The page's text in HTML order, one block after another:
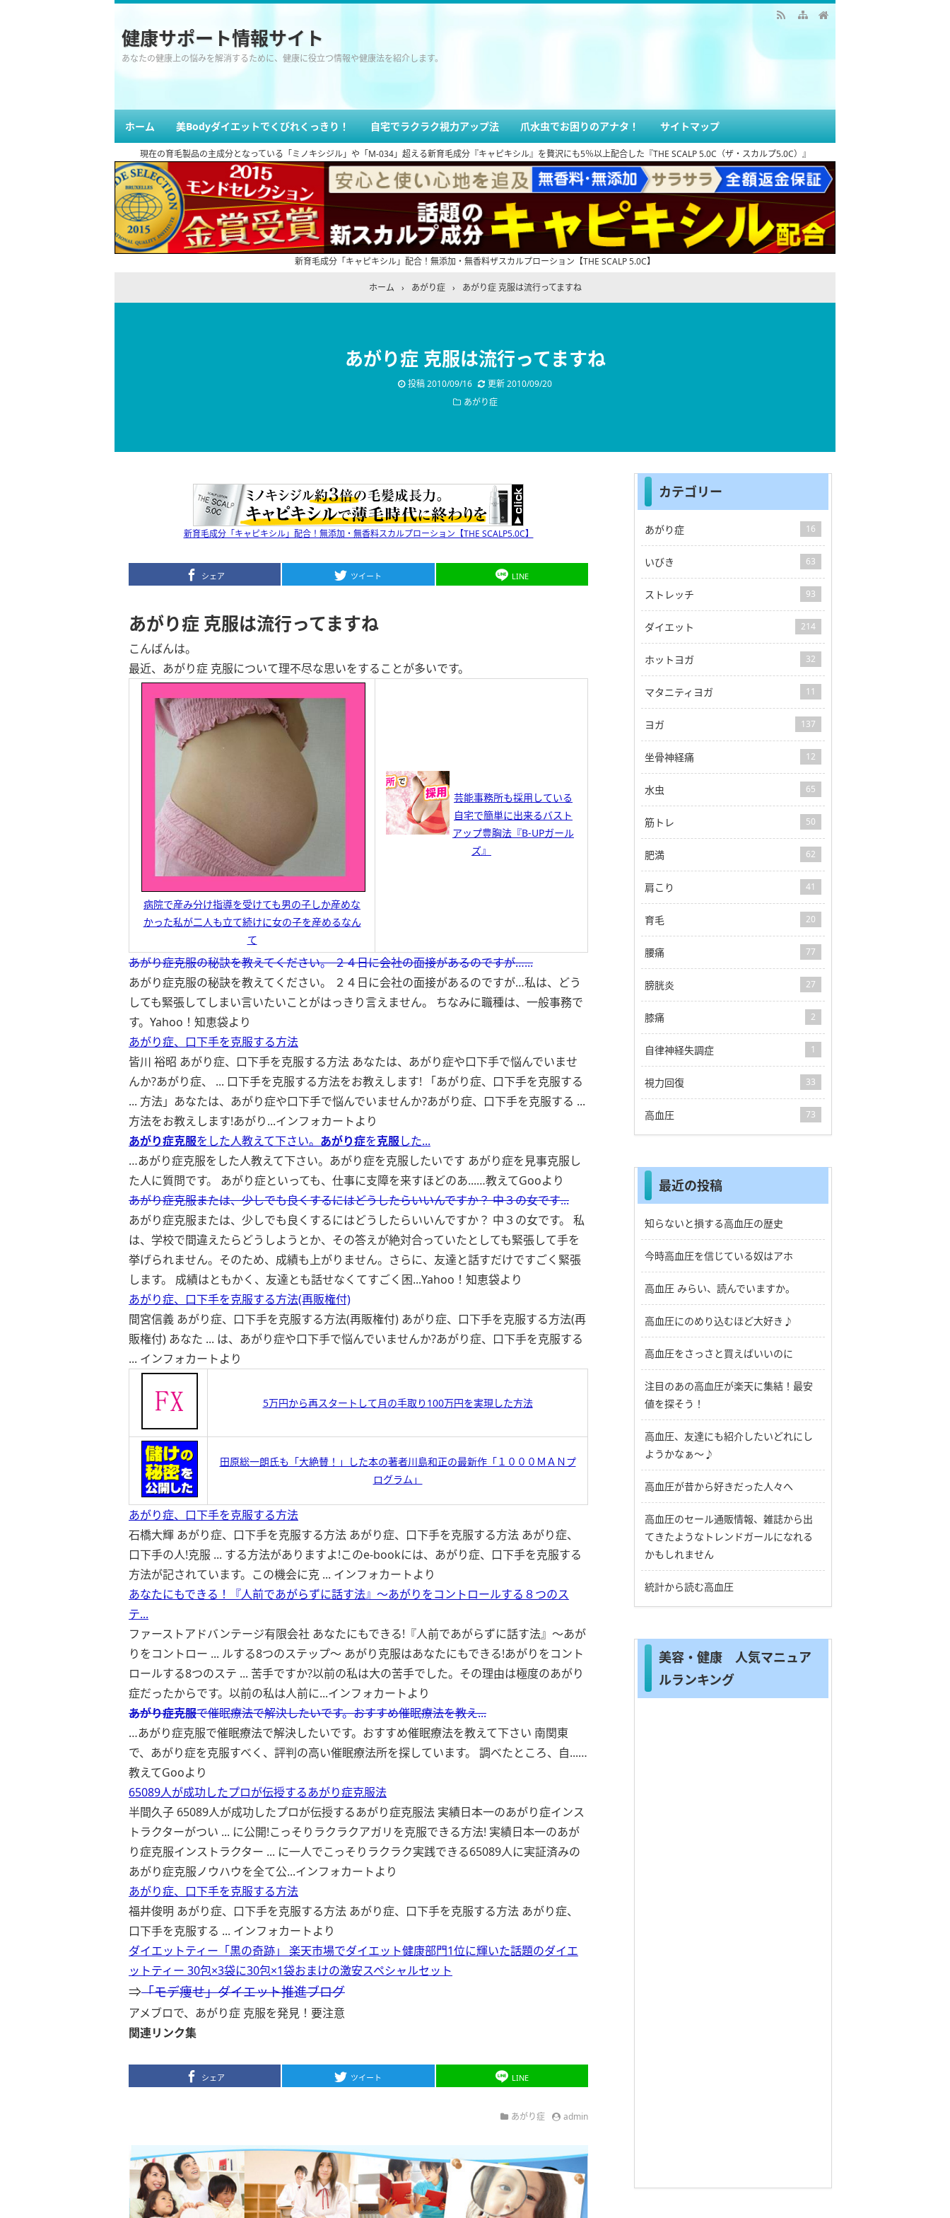
健康サポート情報サイト
あなたの健康上の悩みを解消するために、健康に役立つ情報や健康法を紹介します。
ホーム 美Bodyダイエットでくびれくっきり！ 自宅でラクラク視力アップ法 爪水虫でお困りのアナタ！ サイトマップ
現在の育毛製品の主成分となっている「ミノキシジル」や「M-034」超える新育毛成分『キャピキシル』を贅沢にも5％以上配合した『THE SCALP 5.0C（ザ・スカルプ5.0C）』
新育毛成分「キャピキシル」配合！無添加・無香料ザスカルプローション【THE SCALP 5.0C】
ホーム › あがり症 › あがり症 克服は流行ってますね
あがり症 克服は流行ってますね
投稿2010/09/16 更新2010/09/20
あがり症
新育毛成分「キャピキシル」配合！無添加・無香料スカルプローション【THE SCALP5.0C】
シェア ツイート LINE
あがり症 克服は流行ってますね
こんばんは。
最近、あがり症 克服について理不尽な思いをすることが多いです。
病院で産み分け指導を受けても男の子しか産めな
かった私が二人も立て続けに女の子を産めるなん
て
芸能事務所も採用している
自宅で簡単に出来るバスト
アップ豊胸法『B-UPガール
ズ』
あがり症克服の秘訣を教えてください。 ２４日に会社の面接があるのですが…...
あがり症克服の秘訣を教えてください。 ２４日に会社の面接があるのですが…私は、どう
しても緊張してしまい言いたいことがはっきり言えません。 ちなみに職種は、一般事務で
す。 Yahoo！知恵袋より
あがり症、口下手を克服する方法
皆川 裕昭 あがり症、口下手を克服する方法 あなたは、あがり症や口下手で悩んでいませ
んか?あがり症、 ... 口下手を克服する方法をお教えします! 「あがり症、口下手を克服する
... 方法」あなたは、あがり症や口下手で悩んでいませんか?あがり症、口下手を克服する ...
方法をお教えします!あがり...インフォカートより
あがり症克服をした人教えて下さい。 あがり症を克服した...
…あがり症克服をした人教えて下さい。あがり症を克服したいです あがり症を見事克服し
た人に質問です。 あがり症といっても、仕事に支障を来すほどのあ...…教えてGooより
あがり症克服または、少しでも良くするにはどうしたらいいんですか？ 中３の女です...
あがり症克服または、少しでも良くするにはどうしたらいいんですか？ 中３の女です。 私
は、学校で間違えたらどうしようとか、その答えが絶対合っていたとしても緊張して手を
挙げられません。そのため、成績も上がりません。さらに、友達と話すだけですごく緊張
します。 成績はともかく、友達とも話せなくてすごく困...Yahoo！知恵袋より
あがり症、口下手を克服する方法(再販権付)
間宮信義 あがり症、口下手を克服する方法(再販権付) あがり症、口下手を克服する方法(再
販権付) あなた ... は、あがり症や口下手で悩んでいませんか?あがり症、口下手を克服する
... インフォカートより
5万円から再スタートして月の手取り100万円を実現した方法
田原総一朗氏も「大絶賛！」した本の著者川島和正の最新作「１０００ＭＡＮプ
ログラム」
あがり症、口下手を克服する方法
石橋大輝 あがり症、口下手を克服する方法 あがり症、口下手を克服する方法 あがり症、
口下手の人!克服 ... する方法がありますよ!このe-bookには、あがり症、口下手を克服する
方法が記されています。この機会に克 ... インフォカートより
あなたにもできる！『人前であがらずに話す法』〜あがりをコントロールする８つのス
テ...
ファーストアドバンテージ有限会社 あなたにもできる!『人前であがらずに話す法』〜あが
りをコントロー ... ルする8つのステップ〜 あがり克服はあなたにもできる!あがりをコント
ロールする8つのステ ... 苦手ですか?以前の私は大の苦手でした。その理由は極度のあがり
症だったからです。以前の私は人前に...インフォカートより
あがり症克服で催眠療法で解決したいです。おすすめ催眠療法を教え...
…あがり症克服で催眠療法で解決したいです。おすすめ催眠療法を教えて下さい 南関東
で、あがり症を克服すべく、評判の高い催眠療法所を探しています。 調べたところ、自...…
教えてGooより
65089人が成功したプロが伝授するあがり症克服法
半間久子 65089人が成功したプロが伝授するあがり症克服法 実績日本一のあがり症インス
トラクターがつい ... に公開!こっそりラクラクアガリを克服できる方法! 実績日本一のあが
り症克服インストラクター ... に一人でこっそりラクラク実践できる65089人に実証済みの
あがり症克服ノウハウを全て公...インフォカートより
あがり症、口下手を克服する方法
福井俊明 あがり症、口下手を克服する方法 あがり症、口下手を克服する方法 あがり症、
口下手を克服する ... インフォカートより
ダイエットティー「黒の奇跡」 楽天市場でダイエット健康部門1位に輝いた話題のダイエ
ットティー 30包×3袋に30包×1袋おまけの激安スペシャルセット
⇒「モデ痩せ」ダイエット推進ブログ
アメブロで、あがり症 克服を発見！要注意
関連リンク集
シェア ツイート LINE
あがり症 admin
カテゴリー
あがり症 16
いびき 63
ストレッチ 93
ダイエット 214
ホットヨガ 32
マタニティヨガ 11
ヨガ 137
坐骨神経痛 12
水虫 65
筋トレ 50
肥満 62
肩こり 41
育毛 20
腰痛 77
膀胱炎 27
膝痛 2
自律神経失調症 1
視力回復 33
高血圧 73
最近の投稿
知らないと損する高血圧の歴史
今時高血圧を信じている奴はアホ
高血圧 みらい、読んでいますか。
高血圧にのめり込むほど大好き♪
高血圧をさっさと買えばいいのに
注目のあの高血圧が楽天に集結！最安
値を探そう！
高血圧、友達にも紹介したいどれにし
ようかなぁ～♪
高血圧が昔から好きだった人々へ
高血圧のセール通販情報、雑誌から出
てきたようなトレンドガールになれる
かもしれません
統計から読む高血圧
美容・健康 人気マニュア
ルランキング